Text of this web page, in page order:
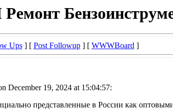
Ups] [ Post Followup] [ WWWBoard]
December 19, 2024 at 15:04:57:
представленные в России как